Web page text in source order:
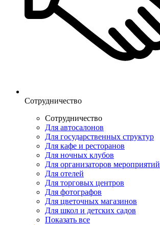
Сотрудничество
Сотрудничество
Для автосалонов
Для государственных структур
Для кафе и ресторанов
Для ночных клубов
Для организаторов мероприятий
Для отелей
Для торговых центров
Для фотографов
Для цветочных магазинов
Для школ и детских садов
Показать все